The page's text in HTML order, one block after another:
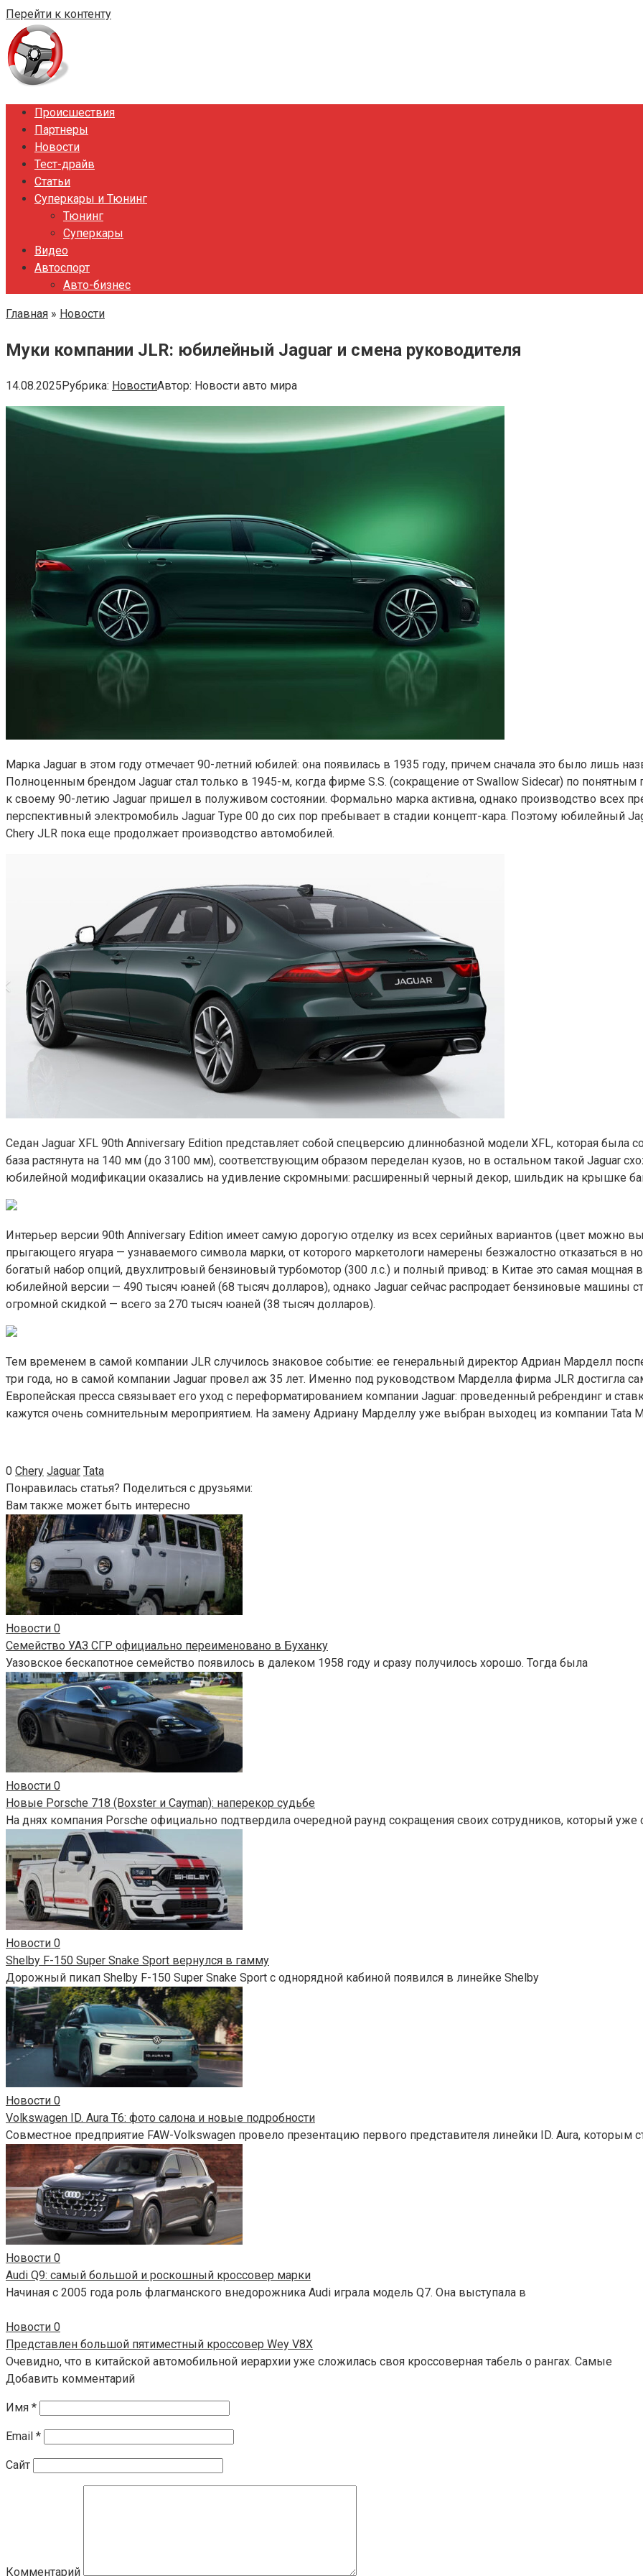
Перейти к контенту
Происшествия
Партнеры
Новости
Тест-драйв
Статьи
Суперкары и Тюнинг
Тюнинг
Суперкары
Видео
Автоспорт
Авто-бизнес
Главная » Новости
Муки компании JLR: юбилейный Jaguar и смена руководителя
14.08.2025Рубрика: НовостиАвтор: Новости авто мира
Марка Jaguar в этом году отмечает 90-летний юбилей: она появилась в 1935 году, причем сначала это было лишь
Полноценным брендом Jaguar стал только в 1945-м, когда фирмe S.S. (сокращение от Swallow Sidecar) по
к своему 90-летию Jaguar пришел в полуживом состоянии. Формально марка активна, однако производство всех
перспективный электромобиль Jaguar Type 00 до сих пор пребывает в стадии концепт-кара. Поэтому юбилейный
Chery JLR пока еще продолжает производство автомобилей.
Седан Jaguar XFL 90th Anniversary Edition представляет собой спецверсию длиннобазной модели XFL, которая была
база растянута на 140 мм (до 3100 мм), соответствующим образом переделан кузов, но в остальном такой Jaguar
юбилейной модификации оказались на удивление скромными: расширенный черный декор, шильдик на крышке
Интерьер версии 90th Anniversary Edition имеет самую дорогую отделку из всех серийных вариантов (цвет можно
прыгающего ягуара — узнаваемого символа марки, от которого маркетологи намерены безжалостно отказаться
богатый набор опций, двухлитровый бензиновый турбомотор (300 л.с.) и полный привод: в Китае это самая мощная
юбилейной версии — 490 тысяч юаней (68 тысяч долларов), однако Jaguar сейчас распродает бензиновые машины
огромной скидкой — всего за 270 тысяч юаней (38 тысяч долларов).
Тем временем в самой компании JLR случилось знаковое событие: ее генеральный директор Адриан Марделл
три года, но в самой компании Jaguar провел аж 35 лет. Именно под руководством Марделла фирма JLR достигла
Европейская пресса связывает его уход с переформатированием компании Jaguar: проведенный ребрендинг и
кажутся очень сомнительным мероприятием. На замену Адриану Марделлу уже выбран выходец из компании Tata
0 Chery Jaguar Tata
Понравилась статья? Поделиться с друзьями:
Вам также может быть интересно
Новости 0
Семейство УАЗ СГР официально переименовано в Буханку
Уазовское бескапотное семейство появилось в далеком 1958 году и сразу получилось хорошо. Тогда была
Новости 0
Новые Porsche 718 (Boxster и Cayman): наперекор судьбе
На днях компания Porsche официально подтвердила очередной раунд сокращения своих сотрудников, который уже
Новости 0
Shelby F-150 Super Snake Sport вернулся в гамму
Дорожный пикап Shelby F-150 Super Snake Sport с однорядной кабиной появился в линейке Shelby
Новости 0
Volkswagen ID. Aura T6: фото салона и новые подробности
Совместное предприятие FAW-Volkswagen провело презентацию первого представителя линейки ID. Aura, которым
Новости 0
Audi Q9: самый большой и роскошный кроссовер марки
Начиная с 2005 года роль флагманского внедорожника Audi играла модель Q7. Она выступала в
Новости 0
Представлен большой пятиместный кроссовер Wey V8X
Очевидно, что в китайской автомобильной иерархии уже сложилась своя кроссоверная табель о рангах. Самые
Добавить комментарий
Имя *
Email *
Сайт
Комментарий